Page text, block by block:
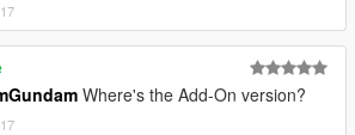
Where's the Add-On version?